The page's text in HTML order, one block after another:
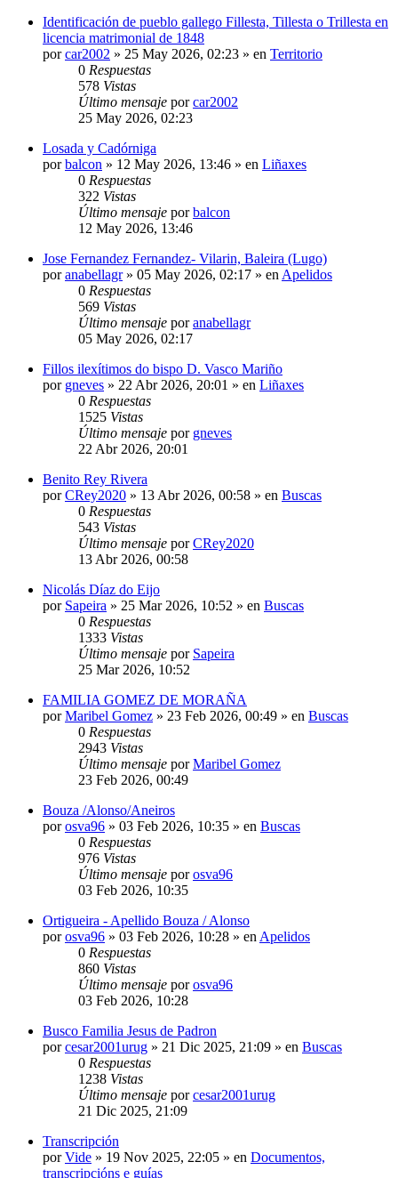
Identificación de pueblo gallego Fillesta, Tillesta o Trillesta en
licencia matrimonial de 1848
porcar2002 » 25 May 2026, 02:23 » en Territorio
0 Respuestas
578 Vistas
Último mensaje porcar2002
25 May 2026, 02:23
Losada y Cadórniga
porbalcon » 12 May 2026, 13:46 » en Liñaxes
0 Respuestas
322 Vistas
Último mensaje porbalcon
12 May 2026, 13:46
Jose Fernandez Fernandez- Vilarin, Baleira (Lugo)
poranabellagr» 05 May 2026, 02:17 » en Apelidos
0 Respuestas
569 Vistas
Último mensaje poranabellagr
05 May 2026, 02:17
Fillos ilexítimos do bispo D. Vasco Mariño
por gneves » 22 Abr 2026, 20:01 » en Liñaxes
0 Respuestas
1525 Vistas
Último mensaje por gneves
22 Abr 2026, 20:01
Benito Rey Rivera
porCRey2020 » 13 Abr 2026, 00:58 » en Buscas
0 Respuestas
543 Vistas
Último mensaje porCRey2020
13 Abr 2026, 00:58
Nicolás Díaz do Eijo
por Sapeira » 25 Mar 2026, 10:52 » en Buscas
0 Respuestas
1333 Vistas
Último mensaje por Sapeira
25 Mar 2026, 10:52
FAMILIA GOMEZ DE MORAÑA
porMaribel Gomez » 23 Feb 2026, 00:49 » en Buscas
0 Respuestas
2943 Vistas
Último mensaje porMaribel Gomez
23 Feb 2026, 00:49
Bouza /Alonso/Aneiros
porosva96 » 03 Feb 2026, 10:35 » en Buscas
0 Respuestas
976 Vistas
Último mensaje porosva96
03 Feb 2026, 10:35
Ortigueira - Apellido Bouza / Alonso
porosva96 » 03 Feb 2026, 10:28 » en Apelidos
0 Respuestas
860 Vistas
Último mensaje porosva96
03 Feb 2026, 10:28
Busco Familia Jesus de Padron
porcesar2001urug » 21 Dic 2025, 21:09 » en Buscas
0 Respuestas
1238 Vistas
Último mensaje porcesar2001urug
21 Dic 2025, 21:09
Transcripción
porVide » 19 Nov 2025, 22:05 » en Documentos,
transcripcións e guías